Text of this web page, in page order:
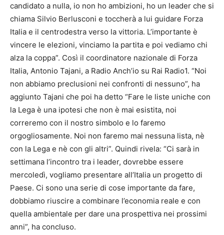
candidato a nulla, io non ho ambizioni, ho un leader che si
chiama Silvio Berlusconi e toccherà a lui guidare Forza
Italia e il centrodestra verso la vittoria. L’importante è
vincere le elezioni, vinciamo la partita e poi vediamo chi
alza la coppa”. Così il coordinatore nazionale di Forza
Italia, Antonio Tajani, a Radio Anch’io su Rai Radio1. “Noi
non abbiamo preclusioni nei confronti di nessuno”, ha
aggiunto Tajani che poi ha detto “Fare le liste uniche con
la Lega è una ipotesi che non è mai esistita, noi
correremo con il nostro simbolo e lo faremo
orgogliosamente. Noi non faremo mai nessuna lista, nè
con la Lega e nè con gli altri”. Quindi rivela: “Ci sarà in
settimana l’incontro tra i leader, dovrebbe essere
mercoledì, vogliamo presentare all’Italia un progetto di
Paese. Ci sono una serie di cose importante da fare,
dobbiamo riuscire a combinare l’economia reale e con
quella ambientale per dare una prospettiva nei prossimi
anni”, ha concluso.